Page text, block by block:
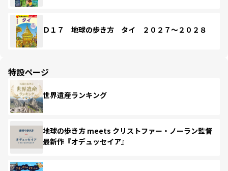
Ｄ１７ 地球の歩き方 タイ ２０２７～２０２８
特設ページ
世界遺産ランキング
地球の歩き方 meets クリストファー・ノーラン監督
最新作『オデュッセイア』